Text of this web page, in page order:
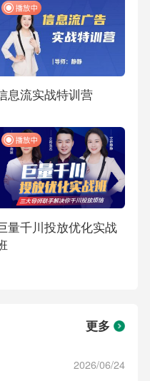
息流实战特训营
量千川投放优化实战
更多
2026/06/24